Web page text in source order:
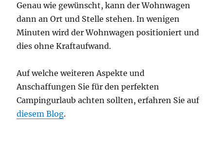
Genau wie gewünscht, kann der Wohnwagen
dann an Ort und Stelle stehen. In wenigen
Minuten wird der Wohnwagen positioniert und
dies ohne Kraftaufwand.
Auf welche weiteren Aspekte und
Anschaffungen Sie für den perfekten
Campingurlaub achten sollten, erfahren Sie auf
diesem Blog.